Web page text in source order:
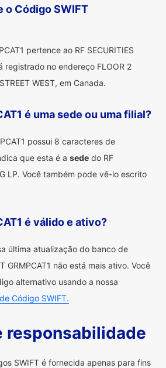
o Código SWIFT
pertence ao RF SECURITIES
registrado no endereço FLOOR 2
WEST, em Canada.
é uma sede ou uma filial?
possui 8 caracteres de
que esta é a sede do RF
LP. Você também pode vê-lo escrito
é válido e ativo?
última atualização do banco de
GRMPCAT1 não está mais ativo. Você
alternativo usando a nossa
Código SWIFT.
responsabilidade
SWIFT é fornecida apenas para fins